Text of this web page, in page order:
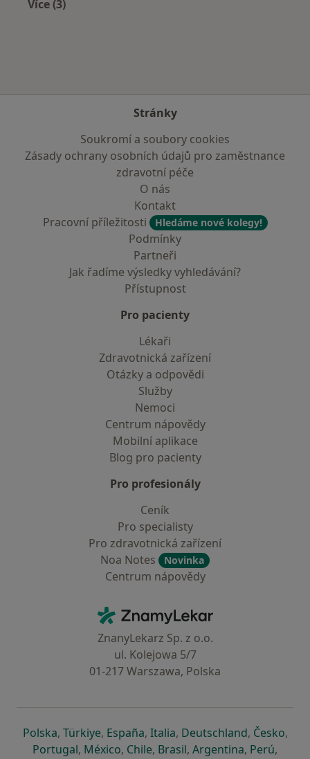
Více (3)
Stránky
Soukromí a soubory cookies
Zásady ochrany osobních údajů pro zaměstnance
zdravotní péče
O nás
Kontakt
Pracovní příležitosti
Hledáme nové kolegy!
Podmínky
Partneři
Jak řadíme výsledky vyhledávání?
Přístupnost
Pro pacienty
Lékaři
Zdravotnická zařízení
Otázky a odpovědi
Služby
Nemoci
Centrum nápovědy
Mobilní aplikace
Blog pro pacienty
Pro profesionály
Ceník
Pro specialisty
Pro zdravotnická zařízení
Noa Notes
Novinka
Centrum nápovědy
ZnamyLekar - Hlavní stránka
ZnanyLekarz Sp. z o.o.
ul. Kolejowa 5/7
01-217 Warszawa, Polska
Polskase otevře v nové záložce
, Türkiyese otevře v nové záložce
, Españase otevře v nové záložce
, Italiase otevře v nové záložce
, Deutschlandse otevře v
, Českose
,
Portugalse otevře v nové záložce
, Méxicose otevře v nové záložce
, Chilese otevře v nové záložce
, Brasilse otevře v nové
, Argentinase otevře v
, Perúse
,